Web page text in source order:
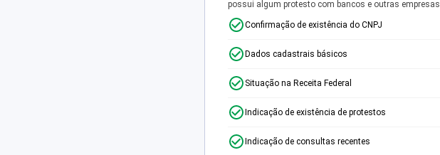
possui algum protesto com bancos e outras empresas.
Confirmação de existência do CNPJ
Dados cadastrais básicos
Situação na Receita Federal
Indicação de existência de protestos
Indicação de consultas recentes